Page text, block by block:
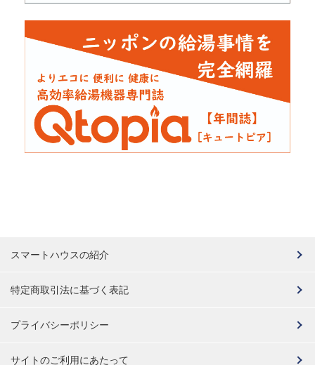
スマートハウスの紹介
特定商取引法に基づく表記
プライバシーポリシー
サイトのご利用にあたって